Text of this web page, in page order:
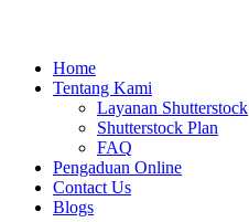
Home
Tentang Kami
Layanan Shutterstock
Shutterstock Plan
FAQ
Pengaduan Online
Contact Us
Blogs